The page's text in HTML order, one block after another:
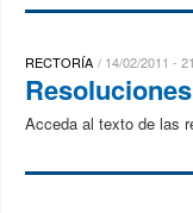
RECTORÍA 14/02/2011 -
Acceda al texto de las